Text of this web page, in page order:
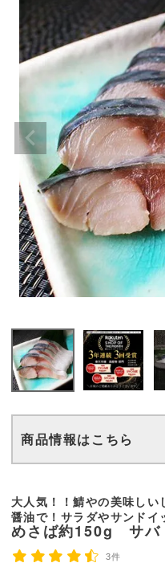
商品情報はこちら
大人気！！鯖やの美味し
醤油で！サラダやサンドイ
めさば約150g サ
3件